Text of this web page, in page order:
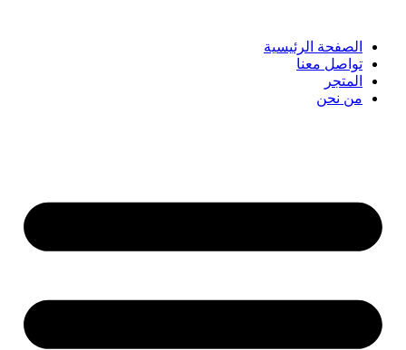
الصفحة الرئيسية
تواصل معنا
المتجر
من نحن